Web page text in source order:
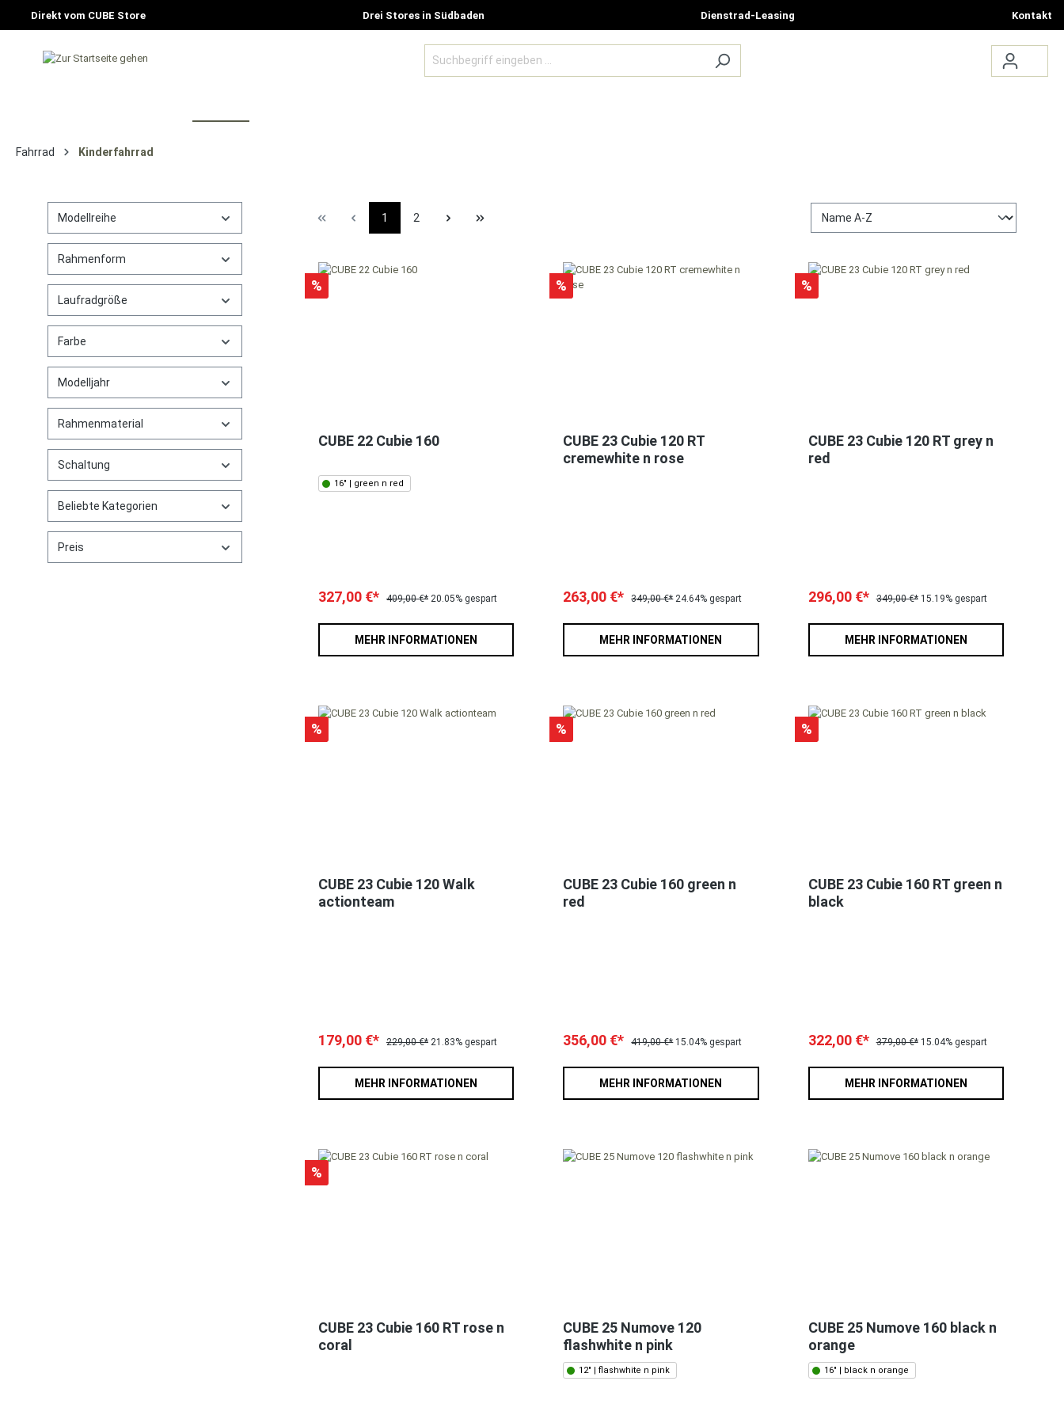
Direkt vom CUBE Store Drei Stores in Südbaden Dienstrad-Leasing Kontakt
Fahrrad Kinderfahrrad
Modellreihe
Rahmenform
Laufradgröße
Farbe
Modelljahr
Rahmenmaterial
Schaltung
Beliebte Kategorien
Preis
1 2
%
CUBE 22 Cubie 160
16" | green n red
327,00 €* 409,00 €* 20.05% gespart
MEHR INFORMATIONEN
%
CUBE 23 Cubie 120 RT
cremewhite n rose
263,00 €* 349,00 €* 24.64% gespart
MEHR INFORMATIONEN
%
CUBE 23 Cubie 120 RT grey n
red
296,00 €* 349,00 €* 15.19% gespart
MEHR INFORMATIONEN
%
CUBE 23 Cubie 120 Walk
actionteam
179,00 €* 229,00 €* 21.83% gespart
MEHR INFORMATIONEN
%
CUBE 23 Cubie 160 green n
red
356,00 €* 419,00 €* 15.04% gespart
MEHR INFORMATIONEN
%
CUBE 23 Cubie 160 RT green n
black
322,00 €* 379,00 €* 15.04% gespart
MEHR INFORMATIONEN
%
CUBE 23 Cubie 160 RT rose n
coral
CUBE 25 Numove 120
flashwhite n pink
12" | flashwhite n pink
CUBE 25 Numove 160 black n
orange
16" | black n orange